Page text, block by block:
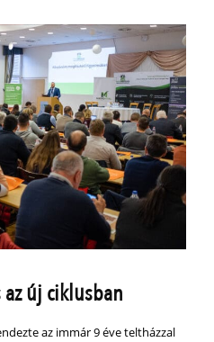
új ciklusban
az immár 9 éve teltházzal